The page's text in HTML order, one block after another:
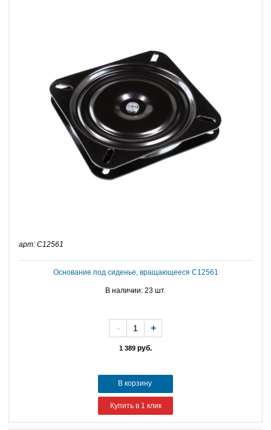
арт: C12561
Основание под сиденье, вращающееся C12561
В наличии: 23 шт.
1 389 руб.
- +
В корзину
Купить в 1 клик